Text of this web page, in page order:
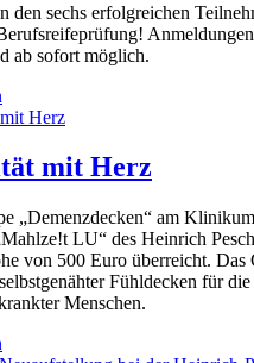
den sechs erfolgreichen
ab sofort möglich.
mit Herz
„Demenzdecken“ am
LU“ des Heinrich
von 500 Euro überreicht. Das
Fühldecken für
Menschen.